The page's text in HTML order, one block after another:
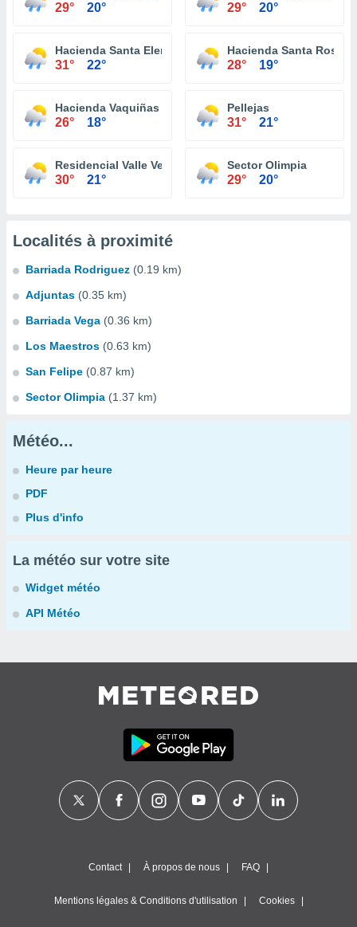
29° 20° 29° 20°
Hacienda Santa Elena
31° 22°
Hacienda Santa Rosa
28° 19°
Hacienda Vaquiñas
26° 18°
Pellejas
31° 21°
Residencial Valle Verde
30° 21°
Sector Olimpia
29° 20°
Localités à proximité
Barriada Rodriguez (0.19 km)
Adjuntas (0.35 km)
Barriada Vega (0.36 km)
Los Maestros (0.63 km)
San Felipe (0.87 km)
Sector Olimpia (1.37 km)
Météo...
Heure par heure
PDF
Plus d'info
La météo sur votre site
Widget météo
API Météo
Contact À propos de nous FAQ
Mentions légales & Conditions d'utilisation Cookies